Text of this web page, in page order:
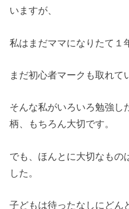
いますが、
私はまだママになりたて１
まだ初心者マークも取れて
そんな私がいろいろ勉強し
柄、もちろん大切です。
でも、ほんとに大切なもの
した。
子どもは待ったなしにどん